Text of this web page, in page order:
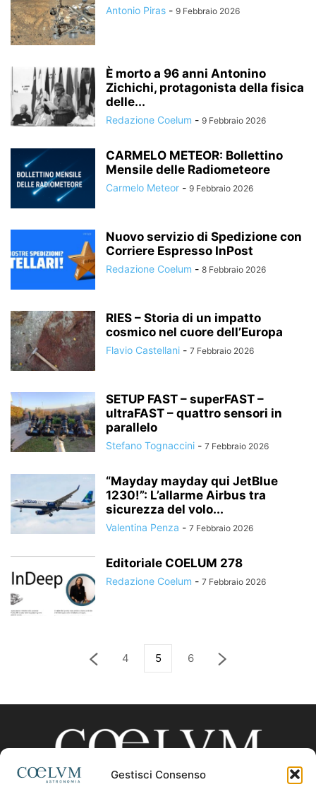
Gestisci Consenso
Antonio Piras - 9 Febbraio 2026
È morto a 96 anni Antonino
Zichichi, protagonista della fisica
delle...
Redazione Coelum - 9 Febbraio 2026
CARMELO METEOR: Bollettino
Mensile delle Radiometeore
Carmelo Meteor - 9 Febbraio 2026
Nuovo servizio di Spedizione con
Corriere Espresso InPost
Redazione Coelum - 8 Febbraio 2026
RIES – Storia di un impatto
cosmico nel cuore dell’Europa
Flavio Castellani - 7 Febbraio 2026
SETUP FAST – superFAST –
ultraFAST – quattro sensori in
parallelo
Stefano Tognaccini - 7 Febbraio 2026
“Mayday mayday qui JetBlue
1230!”: L’allarme Airbus tra
sicurezza del volo...
Valentina Penza - 7 Febbraio 2026
Editoriale COELUM 278
Redazione Coelum - 7 Febbraio 2026
4 5 6